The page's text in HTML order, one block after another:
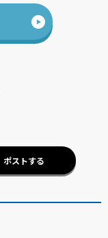
ポストする